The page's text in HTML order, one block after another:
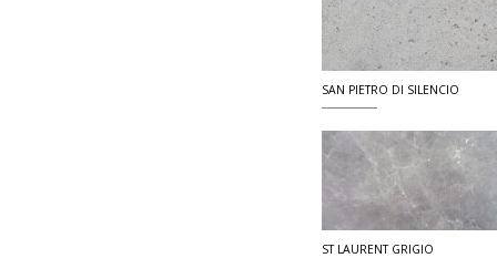
SAN PIETRO DI SILENCIO
ST LAURENT GRIGIO